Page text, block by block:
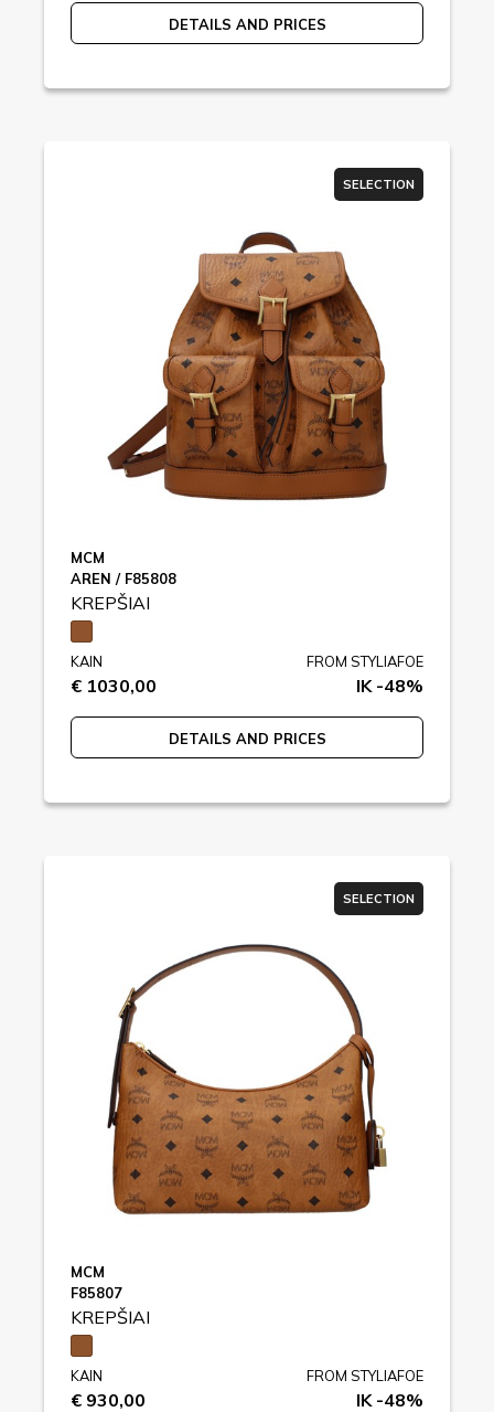
DETAILS AND PRICES
SELECTION
MCM
AREN / F85808
KREPŠIAI
KAIN
€ 1030,00
FROM STYLIAFOE
IK -48%
DETAILS AND PRICES
SELECTION
MCM
F85807
KREPŠIAI
KAIN
€ 930,00
FROM STYLIAFOE
IK -48%